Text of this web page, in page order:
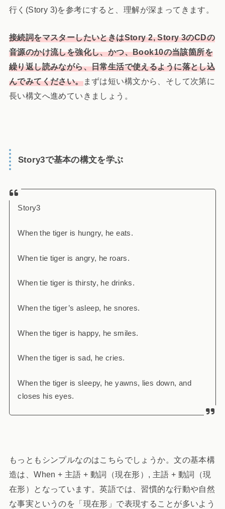
行く(Story 3)を参考にすると、理解が深まってきます。
接続詞をマスターしたいときはStory 2, Story 3のCDの
音源のかけ流しを強化し、かつ、Book10の当該箇所を
繰り返し読みながら、日常生活で使えるように落とし込
んでみてください。まずは短い構文から、そして次第に
長い構文へ進めていきましょう。
Story3で基本の構文を学ぶ
Story3
When the tiger is hungry, he eats.
When tie tiger is angry, he roars.
When tie tiger is thirsty, he drinks.
When the tiger’s asleep, he snores.
When the tiger is happy, he smiles.
When the tiger is sad, he cries.
When the tiger is sleepy, he yawns, lies down, and
closes his eyes.
もっともシンプルなのはこちらでしょうか。文の基本構
造は、When + 主語 + 動詞（現在形）, 主語 + 動詞（現
在形）となっています。英語では、習慣的な行動や自然
な事実というのを「現在形」で表現することが多いよう